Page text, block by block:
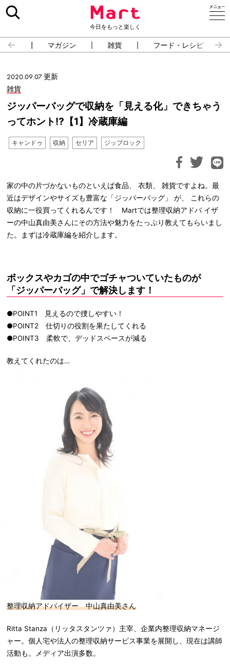
今日をもっと楽しく
占い マガジン 雑貨 フード・レシピ
2020.09.07 更新
雑貨
ジッパーバッグで収納を「見える化」できちゃう
ってホント⁉【1】冷蔵庫編
キャンドゥ 収納 セリア ジップロック
家の中の片づかないものといえば食品、 衣類、 雑貨ですよね。最
近はデザインやサイズも豊富な「ジッパーバッグ」 が、 これらの
収納に一役買ってくれるんです！ Martでは整理収納アドバ イザ
ーの中山真由美さんにその方法や魅力をたっぷり教えてもらいまし
た。まずは冷蔵庫編を紹介します。
ボックスやカゴの中でゴチャついていたものが
「ジッパーバッグ」で解決します！
●POINT1 見えるので捜しやすい！
●POINT2 仕切りの役割を果たしてくれる
●POINT3 柔軟で、デッドスペースが減る
教えてくれたのは…
整理収納アドバイザー中山真由美さん
Ritta Stanza（リッタスタンツァ）主宰、企業内整理収納マネージ
ャー。個人宅や法人の整理収納サービス事業を展開し、現在は講師
活動も。メディア出演多数。